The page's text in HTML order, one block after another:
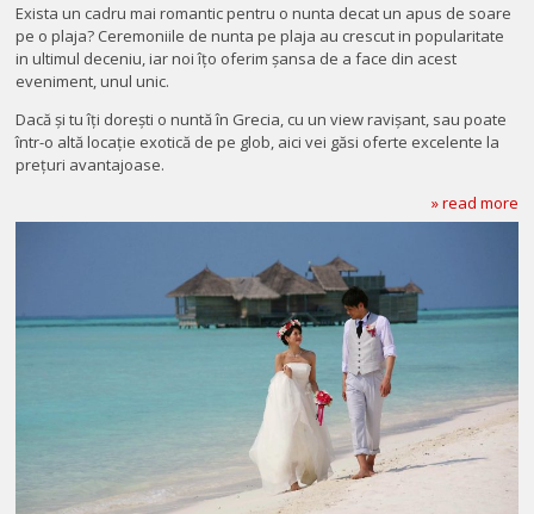
Exista un cadru mai romantic pentru o nunta decat un apus de soare
pe o plaja? Ceremoniile de nunta pe plaja au crescut in popularitate
in ultimul deceniu, iar noi îțo oferim șansa de a face din acest
eveniment, unul unic.
Dacă și tu îți dorești o nuntă în Grecia, cu un view ravișant, sau poate
într-o altă locație exotică de pe glob, aici vei găsi oferte excelente la
prețuri avantajoase.
» read more